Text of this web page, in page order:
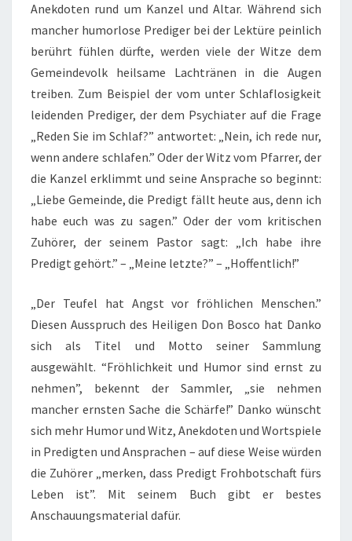
Anekdoten rund um Kanzel und Altar. Während sich
mancher humorlose Prediger bei der Lektüre peinlich
berührt fühlen dürfte, werden viele der Witze dem
Gemeindevolk heilsame Lachtränen in die Augen
treiben. Zum Beispiel der vom unter Schlaflosigkeit
leidenden Prediger, der dem Psychiater auf die Frage
„Reden Sie im Schlaf?” antwortet: „Nein, ich rede nur,
wenn andere schlafen.” Oder der Witz vom Pfarrer, der
die Kanzel erklimmt und seine Ansprache so beginnt:
„Liebe Gemeinde, die Predigt fällt heute aus, denn ich
habe euch was zu sagen.” Oder der vom kritischen
Zuhörer, der seinem Pastor sagt: „Ich habe ihre
Predigt gehört.” – „Meine letzte?” – „Hoffentlich!”
„Der Teufel hat Angst vor fröhlichen Menschen.”
Diesen Ausspruch des Heiligen Don Bosco hat Danko
sich als Titel und Motto seiner Sammlung
ausgewählt. “Fröhlichkeit und Humor sind ernst zu
nehmen”, bekennt der Sammler, „sie nehmen
mancher ernsten Sache die Schärfe!” Danko wünscht
sich mehr Humor und Witz, Anekdoten und Wortspiele
in Predigten und Ansprachen – auf diese Weise würden
die Zuhörer „merken, dass Predigt Frohbotschaft fürs
Leben ist”. Mit seinem Buch gibt er bestes
Anschauungsmaterial dafür.